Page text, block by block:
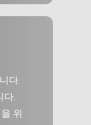
다.
다.
위